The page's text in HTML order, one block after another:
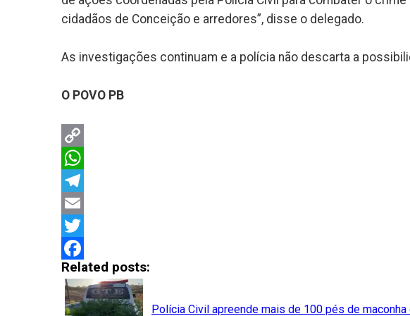
cidadãos de Conceição e arredores”, disse o delegado.
As investigações continuam e a polícia não descarta a
O POVO PB
Copy
Link
WhatsApp
Telegram
Email
Twitter
Facebook
Related posts:
Polícia Civil apreende mais de 100 pés de